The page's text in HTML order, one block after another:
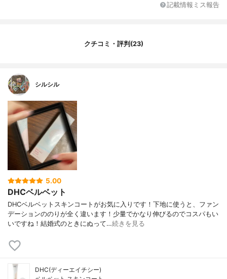
記載情報ミス報告
クチコミ・評判(23)
シルシル
5.00
DHCベルベット
DHCベルベットスキンコートがお気に入りです！下地に使うと、ファン
デーションののりが全く違います！少量でかなり伸びるのでコスパもい
いですね！結婚式のときにぬって…続きを見る
DHC(ディーエイチシー)